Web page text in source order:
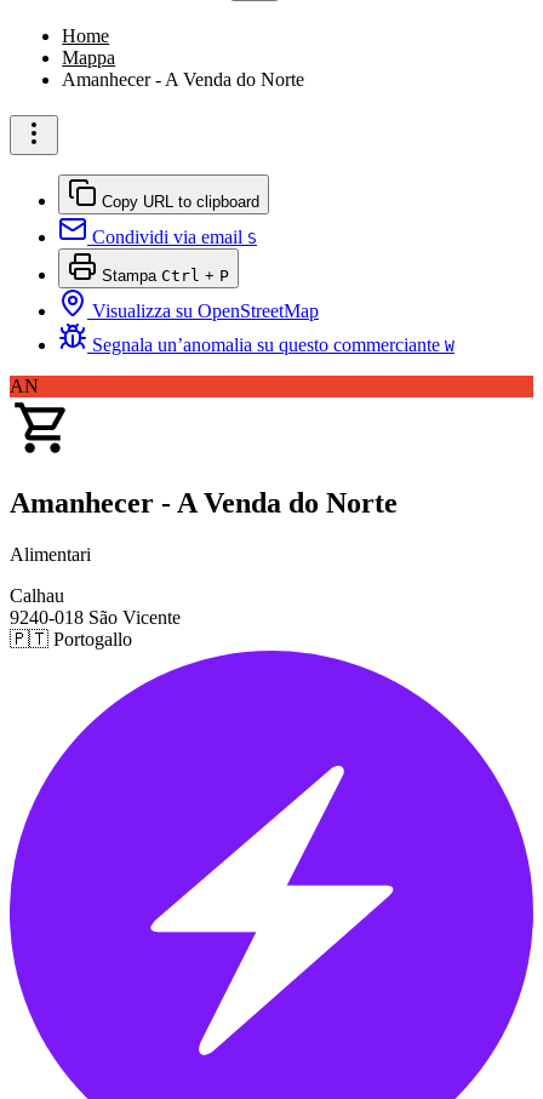
Home
Mappa
Amanhecer - A Venda do Norte
Copy URL to clipboard
Condividi via email S
Stampa Ctrl + P
Visualizza su OpenStreetMap
Segnala un’anomalia su questo commerciante W
AN
Amanhecer - A Venda do Norte
Alimentari
Calhau
9240-018 São Vicente
🇵🇹 Portogallo